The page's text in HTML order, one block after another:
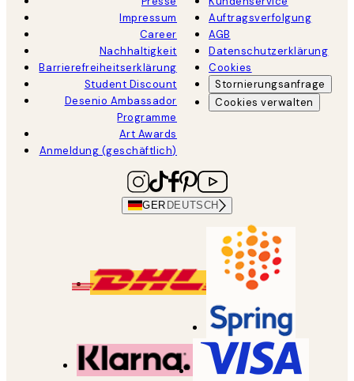
Impressum
Career
Nachhaltigkeit
Barrierefreiheitserklärung
Student Discount
Desenio Ambassador
Programme
Art Awards
Anmeldung (geschäftlich)
Auftragsverfolgung
AGB
Datenschutzerklärung
Cookies
Stornierungsanfrage
Cookies verwalten
GER DEUTSCH